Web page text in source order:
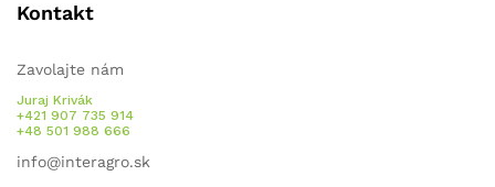
Kontakt
Zavolajte nám
Juraj Krivák
+421 907 735 914
+48 501 988 666
info@interagro.sk